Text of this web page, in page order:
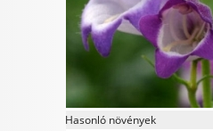
CONFIRM
Data Deletion
Hasonló növények